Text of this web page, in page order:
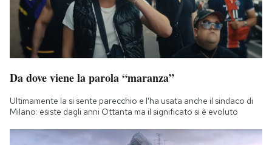
Da dove viene la parola “maranza”
Ultimamente la si sente parecchio e l'ha usata anche il sindaco di
Milano: esiste dagli anni Ottanta ma il significato si è evoluto